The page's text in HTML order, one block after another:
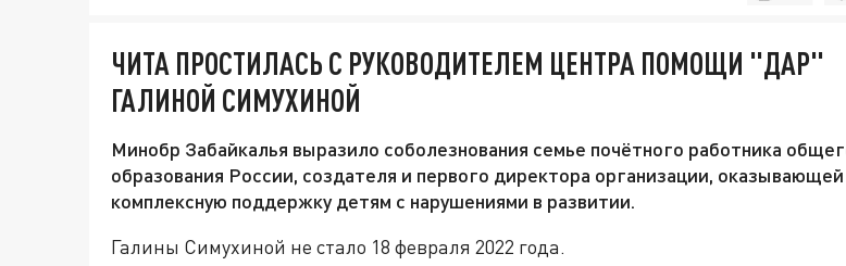
ЧИТА ПРОСТИЛАСЬ С РУКОВОДИТЕЛЕМ ЦЕНТРА ПОМОЩИ "ДАР"
ГАЛИНОЙ СИМУХИНОЙ
Минобр Забайкалья выразило соболезнования семье почётного работника
образования России, создателя и первого директора организации, оказывающей
комплексную поддержку детям с нарушениями в развитии.
Галины Симухиной не стало 18 февраля 2022 года.